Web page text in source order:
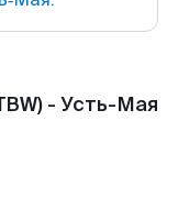
- Усть-Мая